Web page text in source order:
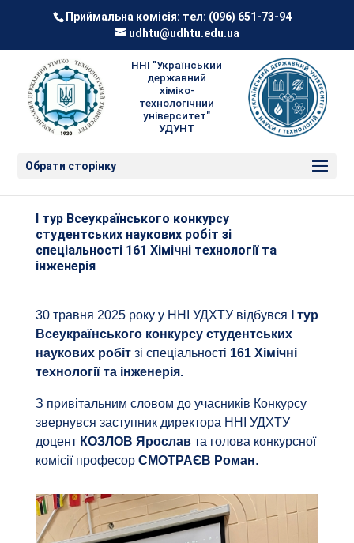
Приймальна комісія: тел: (096) 651-73-94
udhtu@udhtu.edu.ua
ННІ "Український
державний
хіміко-
технологічний
університет"
УДУНТ
Обрати сторінку
І тур Всеукраїнського конкурсу
студентських наукових робіт зі
спеціальності 161 Хімічні технології та
інженерія
30 травня 2025 року у ННІ УДХТУ відбувся
І тур
Всеукраїнського конкурсу студентських
наукових робіт зі спеціальності 161 Хімічні
технології та інженерія.
З привітальним словом до учасників Конкурсу
звернувся заступник директора ННІ УДХТУ
доцент КОЗЛОВ Ярославта голова конкурсної
комісії професор СМОТРАЄВ Роман.